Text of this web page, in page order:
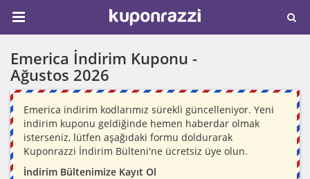
Emerica İndirim Kuponu -
Ağustos 2026
Emerica indirim kodlarımız sürekli güncelleniyor. Yeni
indirim kuponu geldiğinde hemen haberdar olmak
isterseniz, lütfen aşağıdaki formu doldurarak
Kuponrazzi İndirim Bülteni'ne ücretsiz üye olun.
İndirim Bültenimize Kayıt Ol